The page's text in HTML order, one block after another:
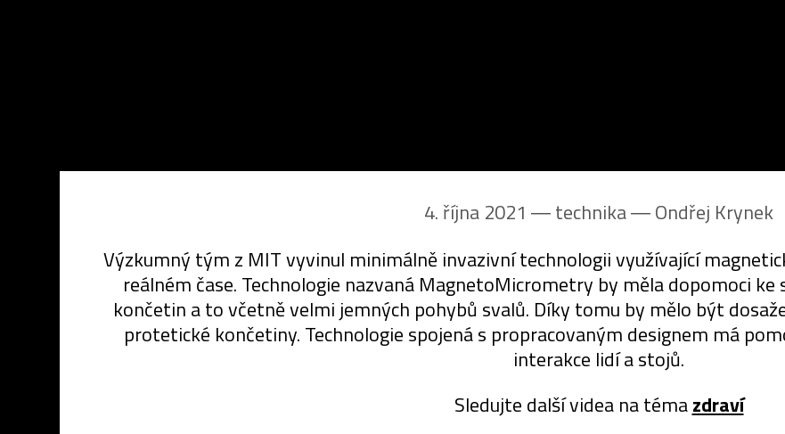
4. října 2021 ― technika ―Ondřej Krynek
Výzkumný tým z MIT vyvinul minimálně invazivní technologii využívající
reálném čase. Technologie nazvaná MagnetoMicrometry by měla dopomoci
končetin a to včetně velmi jemných pohybů svalů. Díky tomu by mělo být
protetické končetiny. Technologie spojená s propracovaným designem má
interakce lidí a stojů.
Sledujte další videa na témazdraví